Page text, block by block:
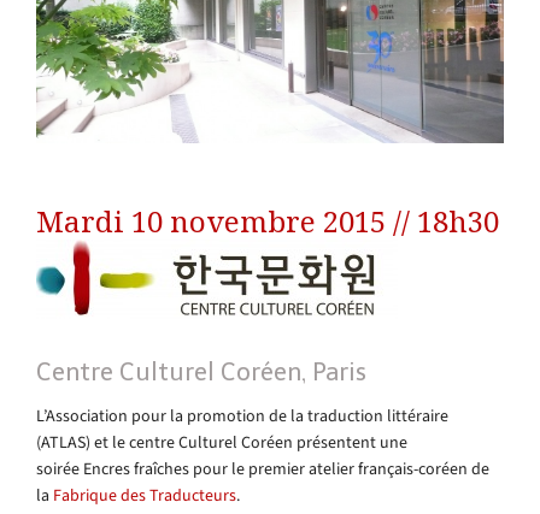
Mardi 10 novembre 2015 // 18h30
Centre Culturel Coréen, Paris
L’Association pour la promotion de la traduction littéraire
(ATLAS) et le centre Culturel Coréen présentent une
soirée Encres fraîches pour le premier atelier français-coréen de
la Fabrique des Traducteurs.